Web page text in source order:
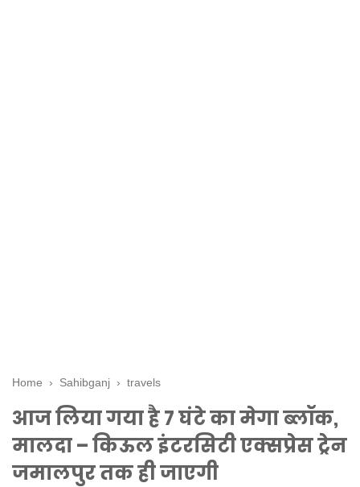
Home › Sahibganj › travels
आज लिया गया है 7 घंटे का मेगा ब्लॉक,
मालदा – किऊल इंटरसिटी एक्सप्रेस ट्रेन
जमालपुर तक ही जाएगी